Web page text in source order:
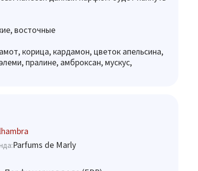
восточные
корица, кардамон, цветок апельсина,
пралине, амброксан, мускус,
Parfums de Marly